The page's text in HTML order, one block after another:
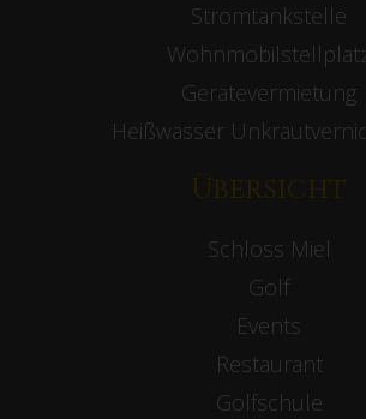
Stromtankstelle
Gerätevermietung
Heißwasser
Übersicht
Schloss Miel
Golf
Events
Restaurant
Golfschule